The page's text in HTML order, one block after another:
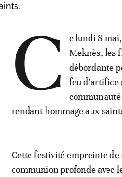
C
e lundi 8
Meknès, les
débordante
feu
rendant hommage aux
Cette festivité empreinte de
communion profonde avec